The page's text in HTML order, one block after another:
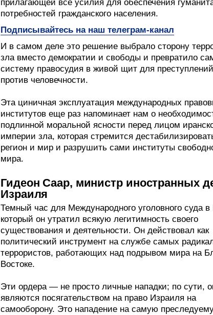
прилагающей все усилия для обеспечения
потребностей гражданского населения.
Подписывайтесь на наш телеграм-канал
И в самом деле это решение выбрало сторону
зла вместо демократии и свободы и превратило
систему правосудия в живой щит для
против человечности.
Эта циничная эксплуатация международных
институтов еще раз напоминает нам о
подлинной моральной ясности перед лицом
империи зла, которая стремится
регион и мир и разрушить сами институты
мира.
Гидеон Саар, министр иностранных
Израиля
Темный час для Международного уголовного суда в
который он утратил всякую легитимность своего
существования и деятельности. Он действовал как
политический инструмент на службе самых
террористов, работающих над подрывом мира на
Востоке.
Эти ордера — не просто личные нападки; по сути,
являются посягательством на право Израиля на
самооборону. Это нападение на самую